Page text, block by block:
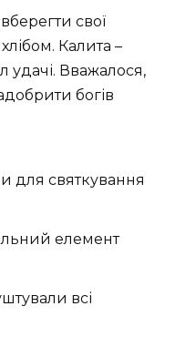
свої
Калита –
удачі. Вважалося,
богів
для святкування
елемент
всі